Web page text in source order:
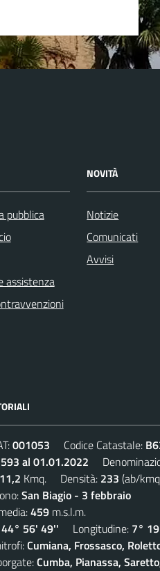
pubblica
assistenza
NOVITÀ
Notizie
Comunicati
Avvisi
001053 Codice Catastale:
al 01.01.2022
11,2 Kmq. Densità: 233 (ab/
San Biagio - 3 febbraio
459 m.s.l.m.
44° 56' 49'' Longitudine: 7°
Cumiana, Frossasco,
Cumba, Pianassa,